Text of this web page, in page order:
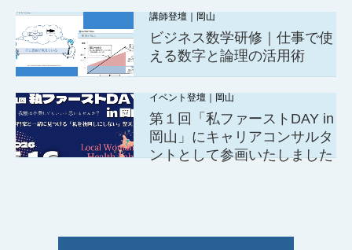
講師登壇｜岡山
ビジネス数学研修｜仕事で使
える数字と論理の活用術
イベント登壇｜岡山
第１回「私ファーストDAY in
岡山」にキャリアコンサルタ
ントとして参画いたしました